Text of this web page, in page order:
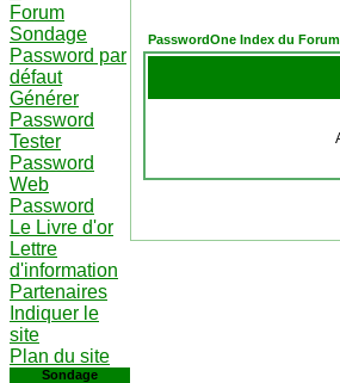
Forum
Sondage
Password par
défaut
Générer
Password
Tester
Password
Web
Password
Le Livre d'or
Lettre
d'information
Partenaires
Indiquer le
site
Plan du site
Sondage
PasswordOne Index du Forum